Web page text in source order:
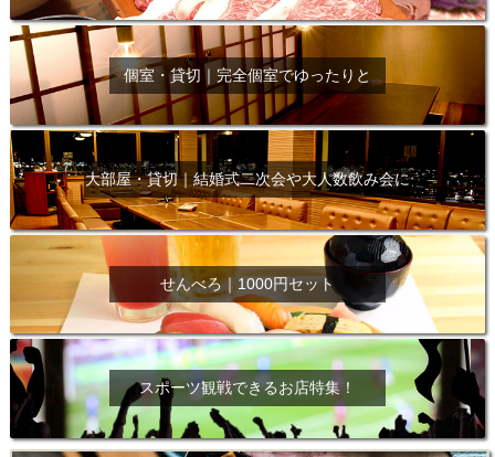
個室・貸切｜完全個室でゆったりと
大部屋・貸切｜結婚式二次会や大人数飲み会に
せんべろ｜1000円セット
スポーツ観戦できるお店特集！